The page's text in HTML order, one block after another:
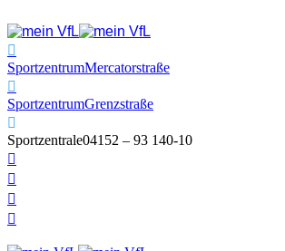
SportzentrumMercatorstraße
SportzentrumGrenzstraße
Sportzentrale04152 – 93 140-10